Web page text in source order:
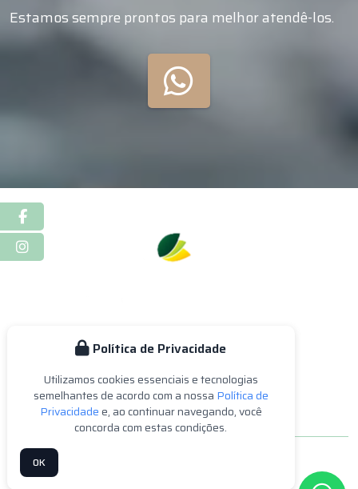
Estamos sempre prontos para melhor atendê-los.
Facebook
Instagram
Empresa Serviços Estética
Blog
Contato Mapa do Site
Azen Corpo e Saúde © 2026 - Todos os Direitos
Política de Privacidade
Utilizamos cookies essenciais e tecnologias
semelhantes de acordo com a nossa Política de
Privacidadee, ao continuar navegando, você
concorda com estas condições.
OK